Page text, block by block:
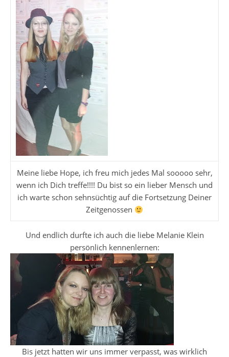
Meine liebe Hope, ich freu mich jedes Mal sooooo sehr,
wenn ich Dich treffe!!!! Du bist so ein lieber Mensch und
ich warte schon sehnsüchtig auf die Fortsetzung Deiner
Zeitgenossen
Und endlich durfte ich auch die liebe Melanie Klein
persönlich kennenlernen:
Bis jetzt hatten wir uns immer verpasst, was wirklich